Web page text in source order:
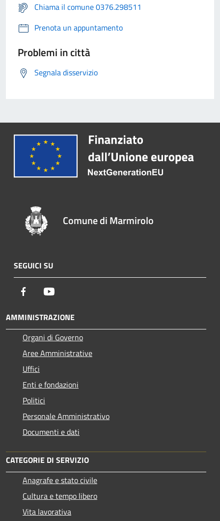
Chiama il comune 0376.298511
Prenota un appuntamento
Problemi in città
Segnala disservizio
Comune di Marmirolo
SEGUICI SU
Facebook
AMMINISTRAZIONE
Organi di Governo
Aree Amministrative
Uffici
Enti e fondazioni
Politici
Personale Amministrativo
Documenti e dati
CATEGORIE DI SERVIZIO
Anagrafe e stato civile
Cultura e tempo libero
Vita lavorativa